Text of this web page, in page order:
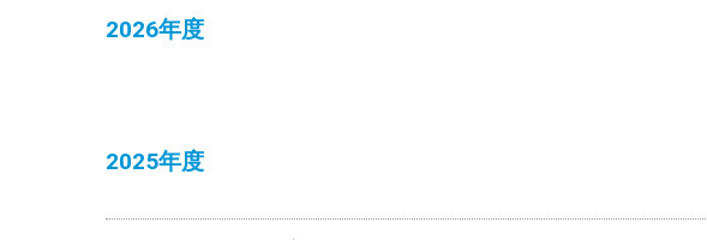
2026年度
2025年度